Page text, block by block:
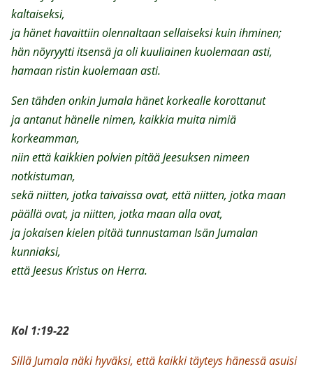
kaltaiseksi,
ja hänet havaittiin olennaltaan sellaiseksi kuin ihminen;
hän nöyryytti itsensä ja oli kuuliainen kuolemaan asti,
hamaan ristin kuolemaan asti.
Sen tähden onkin Jumala hänet korkealle korottanut
ja antanut hänelle nimen, kaikkia muita nimiä
korkeamman,
niin että kaikkien polvien pitää Jeesuksen nimeen
notkistuman,
sekä niitten, jotka taivaissa ovat, että niitten, jotka maan
päällä ovat, ja niitten, jotka maan alla ovat,
ja jokaisen kielen pitää tunnustaman Isän Jumalan
kunniaksi,
että Jeesus Kristus on Herra.
Kol 1:19-22
Sillä Jumala näki hyväksi, että kaikki täyteys hänessä asuisi